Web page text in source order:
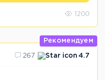
1200
Рекомендуем
267 4.7